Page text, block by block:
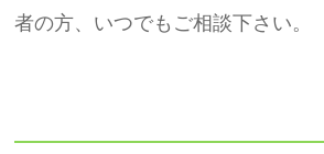
者の方、いつでもご相談下さい。